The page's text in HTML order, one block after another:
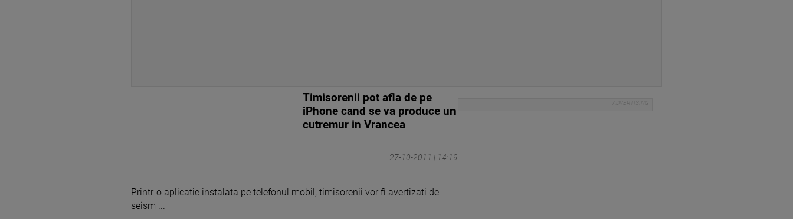
27-10-2011 | 14:19
Timisorenii pot afla de pe
iPhone cand se va produce un
cutremur in Vrancea
Printr-o aplicatie instalata pe telefonul mobil, timisorenii vor fi avertizati de
seism ...